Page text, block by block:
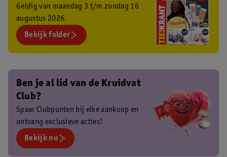
Geldig van maandag 3 t/m zondag 16
augustus 2026.
Bekijk folder
Ben je al lid van de Kruidvat
Club?
Spaar Clubpunten bij elke aankoop en
ontvang exclusieve acties!
Bekijk nu